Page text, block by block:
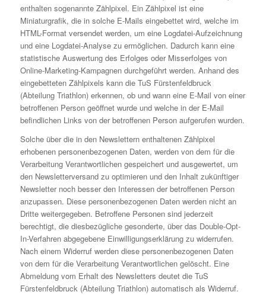
enthalten sogenannte Zählpixel. Ein Zählpixel ist eine
Miniaturgrafik, die in solche E-Mails eingebettet wird, welche im
HTML-Format versendet werden, um eine Logdatei-Aufzeichnung
und eine Logdatei-Analyse zu ermöglichen. Dadurch kann eine
statistische Auswertung des Erfolges oder Misserfolges von
Online-Marketing-Kampagnen durchgeführt werden. Anhand des
eingebetteten Zählpixels kann die TuS Fürstenfeldbruck
(Abteilung Triathlon) erkennen, ob und wann eine E-Mail von einer
betroffenen Person geöffnet wurde und welche in der E-Mail
befindlichen Links von der betroffenen Person aufgerufen wurden.
Solche über die in den Newslettern enthaltenen Zählpixel
erhobenen personenbezogenen Daten, werden von dem für die
Verarbeitung Verantwortlichen gespeichert und ausgewertet, um
den Newsletterversand zu optimieren und den Inhalt zukünftiger
Newsletter noch besser den Interessen der betroffenen Person
anzupassen. Diese personenbezogenen Daten werden nicht an
Dritte weitergegeben. Betroffene Personen sind jederzeit
berechtigt, die diesbezügliche gesonderte, über das Double-Opt-
In-Verfahren abgegebene Einwilligungserklärung zu widerrufen.
Nach einem Widerruf werden diese personenbezogenen Daten
von dem für die Verarbeitung Verantwortlichen gelöscht. Eine
Abmeldung vom Erhalt des Newsletters deutet die TuS
Fürstenfeldbruck (Abteilung Triathlon) automatisch als Widerruf.